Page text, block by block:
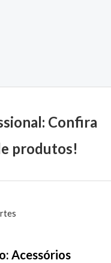
Confira
produtos!
Acessórios